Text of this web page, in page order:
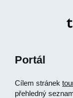
Portál
Cílem stránek
přehledný